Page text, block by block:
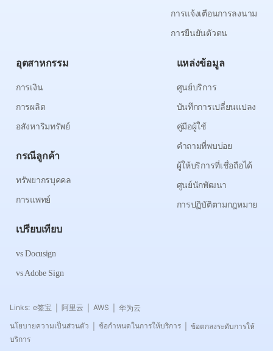
การแจ้งเตือนการลงนาม
การยืนยันตัวตน
อุตสาหกรรม
การเงิน
การผลิต
อสังหาริมทรัพย์
กรณีลูกค้า
ทรัพยากรบุคคล
การแพทย์
เปรียบเทียบ
vs Docusign
vs Adobe Sign
แหล่งข้อมูล
ศูนย์บริการ
บันทึกการเปลี่ยนแปลง
คู่มือผู้ใช้
คำถามที่พบบ่อย
ผู้ให้บริการที่เชื่อถือได้
ศูนย์นักพัฒนา
การปฏิบัติตามกฎหมาย
Links: e签宝 阿里云 AWS
华为云
นโยบายความเป็นส่วนตัว
ข้อกำหนดในการให้บริการ
ข้อตกลงระดับการให้
บริการ